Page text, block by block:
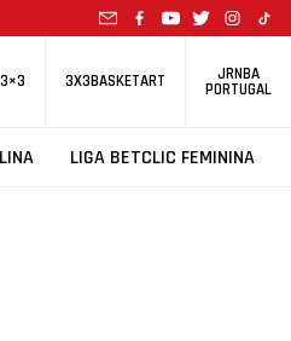
3×3 3X3BASKETART JRNBA
PORTUGAL
LIGA BETCLIC FEMININA